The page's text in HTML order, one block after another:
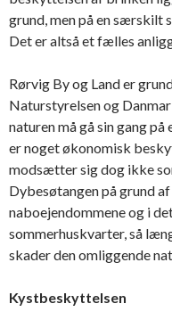
grund, men på en særskilt
Det er altså et fælles
Rørvig By og Land er
Naturstyrelsen og
naturen må gå sin gang
er noget økonomisk
modsætter sig dog ikke
Dybesøtangen på grund
naboejendommene og i
sommerhuskvarter, så
skader den omliggende
Kystbeskyttelsen